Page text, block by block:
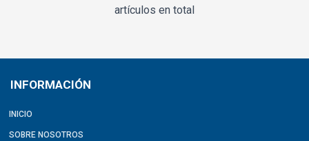
artículos en total
INFORMACIÓN
INICIO
SOBRE NOSOTROS